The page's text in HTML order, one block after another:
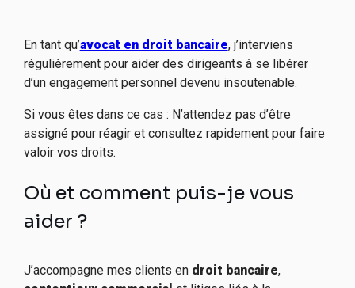
En tant qu’avocat en droit bancaire, j’interviens
régulièrement pour aider des dirigeants à se libérer
d’un engagement personnel devenu insoutenable.
Si vous êtes dans ce cas : N’attendez pas d’être
assigné pour réagir et consultez rapidement pour faire
valoir vos droits.
Où et comment puis-je vous
aider ?
J’accompagne mes clients en droit bancaire,